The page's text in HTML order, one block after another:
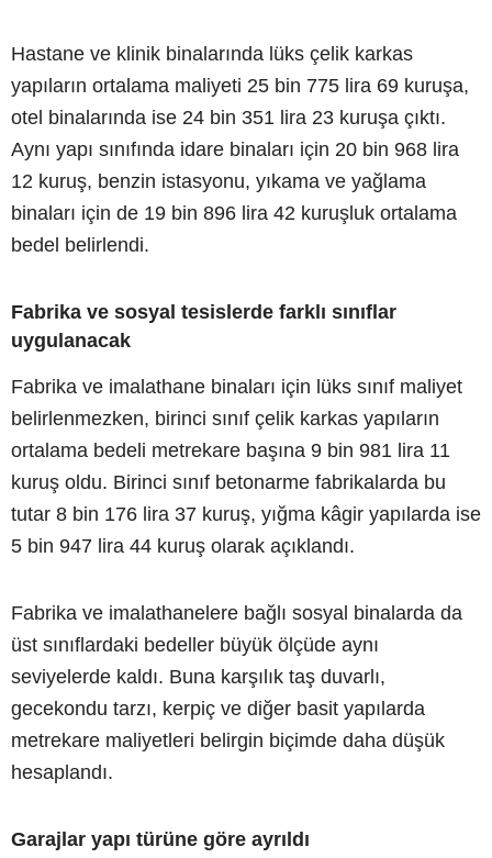
Hastane ve klinik binalarında lüks çelik karkas
yapıların ortalama maliyeti 25 bin 775 lira 69 kuruşa,
otel binalarında ise 24 bin 351 lira 23 kuruşa çıktı.
Aynı yapı sınıfında idare binaları için 20 bin 968 lira
12 kuruş, benzin istasyonu, yıkama ve yağlama
binaları için de 19 bin 896 lira 42 kuruşluk ortalama
bedel belirlendi.
Fabrika ve sosyal tesislerde farklı sınıflar
uygulanacak
Fabrika ve imalathane binaları için lüks sınıf maliyet
belirlenmezken, birinci sınıf çelik karkas yapıların
ortalama bedeli metrekare başına 9 bin 981 lira 11
kuruş oldu. Birinci sınıf betonarme fabrikalarda bu
tutar 8 bin 176 lira 37 kuruş, yığma kâgir yapılarda ise
5 bin 947 lira 44 kuruş olarak açıklandı.
Fabrika ve imalathanelere bağlı sosyal binalarda da
üst sınıflardaki bedeller büyük ölçüde aynı
seviyelerde kaldı. Buna karşılık taş duvarlı,
gecekondu tarzı, kerpiç ve diğer basit yapılarda
metrekare maliyetleri belirgin biçimde daha düşük
hesaplandı.
Garajlar yapı türüne göre ayrıldı